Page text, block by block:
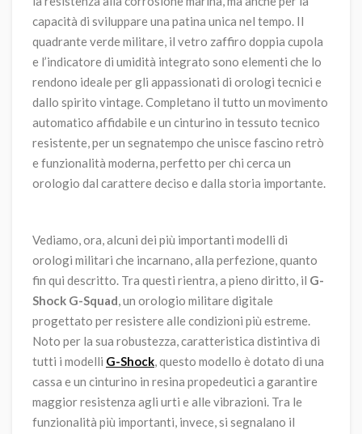
capacità di sviluppare una patina unica nel tempo. Il
quadrante verde militare, il vetro zaffiro doppia cupola
e l’indicatore di umidità integrato sono elementi che lo
rendono ideale per gli appassionati di orologi tecnici e
dallo spirito vintage. Completano il tutto un movimento
automatico affidabile e un cinturino in tessuto tecnico
resistente, per un segnatempo che unisce fascino retrò
e funzionalità moderna, perfetto per chi cerca un
orologio dal carattere deciso e dalla storia importante.
Vediamo, ora, alcuni dei più importanti modelli di
orologi militari che incarnano, alla perfezione, quanto
fin qui descritto. Tra questi rientra, a pieno diritto, il G-
Shock G-Squad, un orologio militare digitale
progettato per resistere alle condizioni più estreme.
Noto per la sua robustezza, caratteristica distintiva di
tutti i modelli G-Shock, questo modello è dotato di una
cassa e un cinturino in resina propedeutici a garantire
maggior resistenza agli urti e alle vibrazioni. Tra le
funzionalità più importanti, invece, si segnalano il